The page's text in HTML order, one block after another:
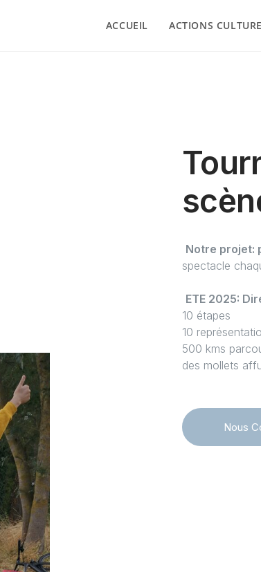
ACCUEIL ACTIONS
Notre projet:
spectacle
ETE 2025:
10 étapes
10
500 kms
des mollets
Nous